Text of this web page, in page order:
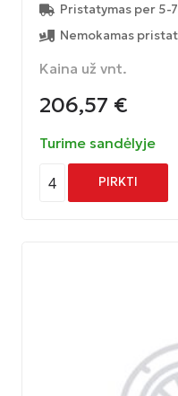
Pristatymas per 5-
Nemokamas
Kaina už vnt.
206,57 €
Turime sandėlyje
4 PIRKTI